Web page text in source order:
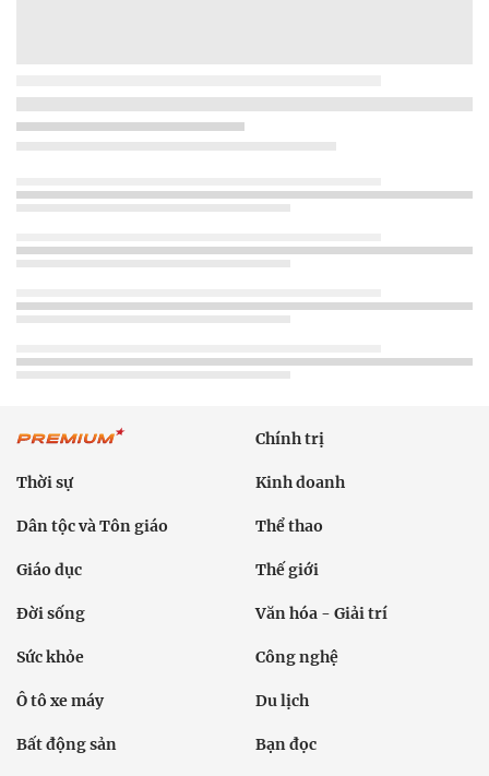
Chính trị
Thời sự Kinh doanh
Dân tộc và Tôn giáo Thể thao
Giáo dục Thế giới
Đời sống Văn hóa - Giải trí
Sức khỏe Công nghệ
Ô tô xe máy Du lịch
Bất động sản Bạn đọc